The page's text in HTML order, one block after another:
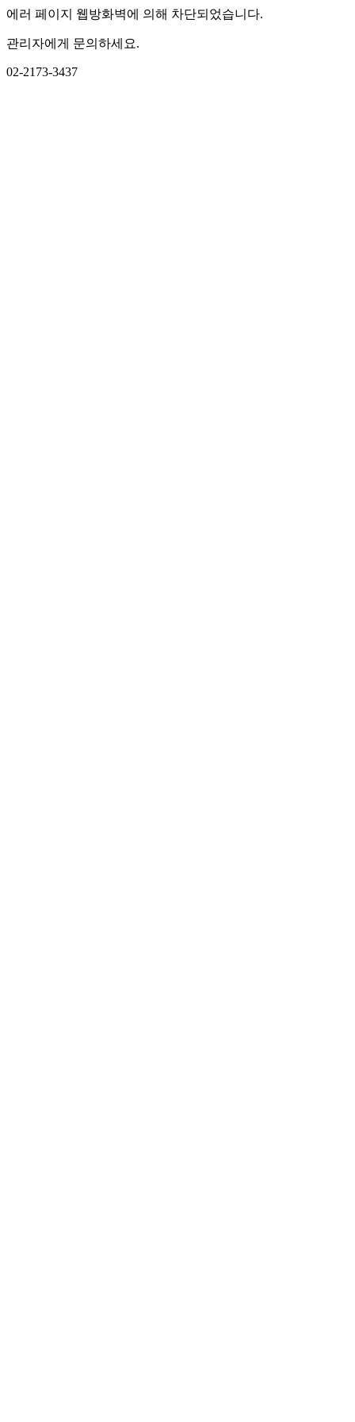
에러 페이지 웹방화벽에 의해 차단되었습니다.
관리자에게 문의하세요.
02-2173-3437